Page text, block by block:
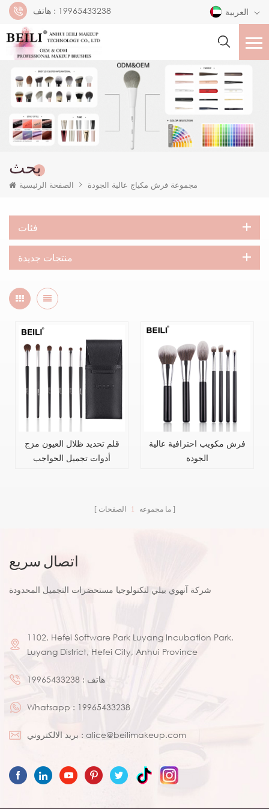
هاتف : 19965433238
بحث
الصفحة الرئيسية مجموعة فرش مكياج عالية الجودة
فئات
منتجات جديدة
قلم تحديد ظلال العيون مزج
أدوات تجميل الحواجب
فرش مكويب احترافية عالية
الجودة
ما مجموعه 1 الصفحات
اتصال سريع
شركة آنهوي بيلي لتكنولوجيا مستحضرات التجميل المحدودة
1102, Hefei Software Park Luyang Incubation Park,
Luyang District, Hefei City, Anhui Province
هاتف : 19965433238
Whatsapp : 19965433238
بريد الالكتروني : alice@beilimakeup.com